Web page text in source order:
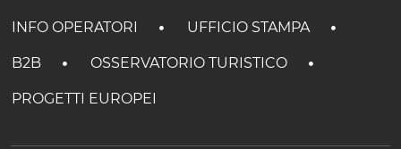
INFO OPERATORI UFFICIO STAMPA
B2B OSSERVATORIO TURISTICO
PROGETTI EUROPEI